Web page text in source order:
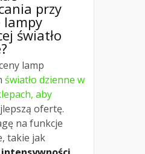
przy
lampy
światło
lamp
światło dzienne w
aby
ofertę.
na funkcje
takie jak